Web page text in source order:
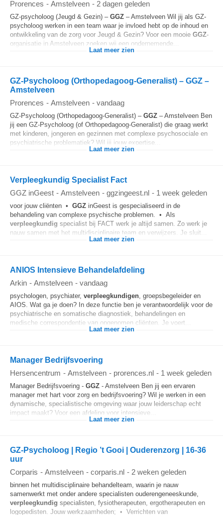
Prorences - Amstelveen - 2 dagen geleden
GZ-psycholoog (Jeugd & Gezin) – GGZ – Amstelveen Wil jij als GZ-
psycholoog werken in een team waar je invloed hebt op de inhoud en
ontwikkeling van de zorg voor Jeugd & Gezin? Voor een mooie GGZ-
organisatie in Amstelveen zoeken wij een ondernemende...
Laat meer zien
GZ-Psycholoog (Orthopedagoog-Generalist) – GGZ –
Amstelveen
Prorences - Amstelveen - vandaag
GZ-Psycholoog (Orthopedagoog-Generalist) – GGZ – Amstelveen Ben
jij een GZ-Psycholoog (of Orthopedagoog-Generalist) die graag werkt
met kinderen, jongeren en gezinnen met complexe psychosociale en
psychiatrische problematiek? Wil jij jouw expertise...
Laat meer zien
Verpleegkundig Specialist Fact
GGZ inGeest - Amstelveen - ggzingeest.nl - 1 week geleden
voor jouw cliënten • GGZ inGeest is gespecialiseerd in de
behandeling van complexe psychische problemen. • Als
verpleegkundig specialist bij FACT werk je altijd samen. Zo werk je
nauw samen met het multidisciplinaire team en verwijzers. Je sluit...
Laat meer zien
ANIOS Intensieve Behandelafdeling
Arkin - Amstelveen - vandaag
psychologen, psychiater, verpleegkundigen, groepsbegeleider en
AIOS. Wat ga je doen? In deze functie ben je verantwoordelijk voor de
psychiatrische en somatische diagnostiek, behandelingen en
medische correspondentie van opgenomen cliënten. Je voert...
Laat meer zien
Manager Bedrijfsvoering
Hersencentrum - Amstelveen - prorences.nl - 1 week geleden
Manager Bedrijfsvoering - GGZ - Amstelveen Ben jij een ervaren
manager met hart voor zorg en bedrijfsvoering? Wil je werken in een
dynamische, specialistische omgeving waar jouw leiderschap echt
impact maakt? Voor een afdeling voor intensieve...
Laat meer zien
GZ-Psycholoog | Regio ’t Gooi | Ouderenzorg | 16-36
uur
Corparis - Amstelveen - corparis.nl - 2 weken geleden
binnen het multidisciplinaire behandelteam, waarin je nauw
samenwerkt met onder andere specialisten ouderengeneeskunde,
verpleegkundig specialisten, fysiotherapeuten, ergotherapeuten en
logopedisten. Jouw werkzaamheden; • Verrichten van